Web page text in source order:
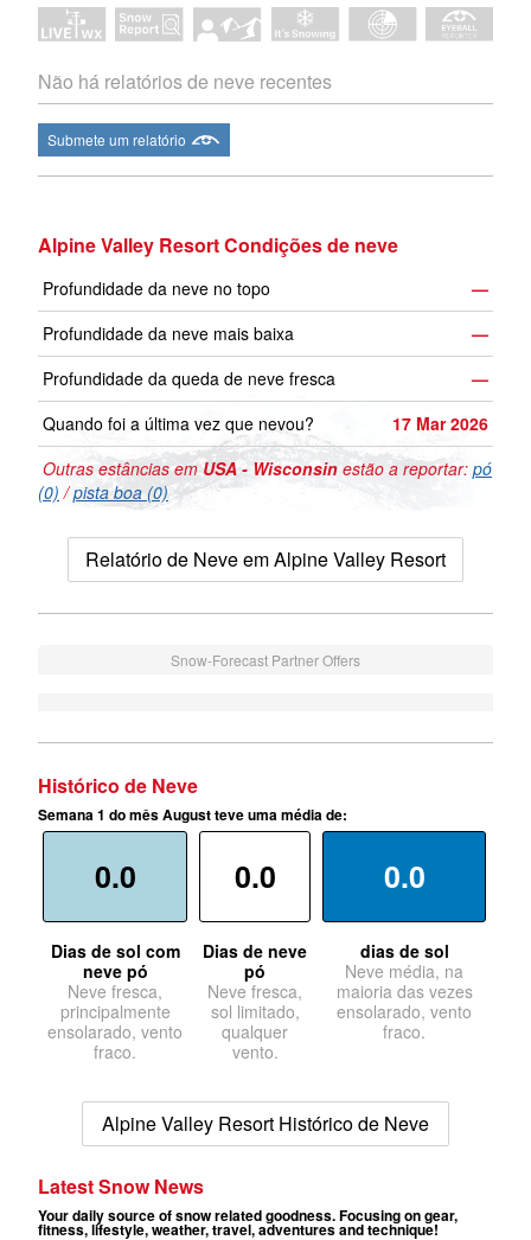
Não há relatórios de neve recentes
Submete um relatório
Alpine Valley Resort Condições de neve
Profundidade da neve no topo
—
Profundidade da neve mais baixa
—
Profundidade da queda de neve fresca
—
Quando foi a última vez que nevou?
17 Mar 2026
Outras estâncias emUSA - Wisconsin estão a reportar: pó
(0) /pista boa (0)
Relatório de Neve em Alpine Valley Resort
Snow-Forecast Partner Offers
Histórico de Neve
Semana 1 do mês August teve uma média de:
0.0
Dias de sol com
neve pó
Neve fresca,
principalmente
ensolarado, vento
fraco.
0.0
Dias de neve
pó
Neve fresca,
sol limitado,
qualquer
vento.
0.0
dias de sol
Neve média, na
maioria das vezes
ensolarado, vento
fraco.
Alpine Valley Resort Histórico de Neve